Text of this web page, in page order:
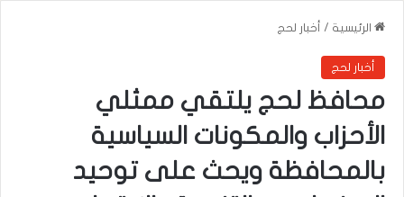
الرئيسية / أخبار لحج
أخبار لحج
محافظ لحج يلتقي ممثلي
الأحزاب والمكونات السياسية
بالمحافظة ويحث على توحيد